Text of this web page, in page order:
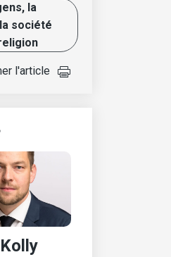
la
société
l'article